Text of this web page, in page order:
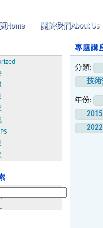
Home 關於我們About Us
專題講
分類:
技
年份: